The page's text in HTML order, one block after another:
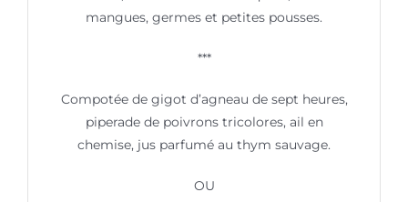
mangues, germes et petites pousses.
***
Compotée de gigot d’agneau de sept heures,
piperade de poivrons tricolores, ail en
chemise, jus parfumé au thym sauvage.
OU